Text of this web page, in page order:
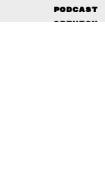
Podcast
Opinion